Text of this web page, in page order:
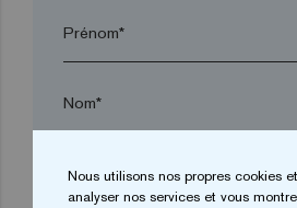
Prénom*
Nom*
Entreprise*
Nous utilisons nos propres cookies
analyser nos services et vous